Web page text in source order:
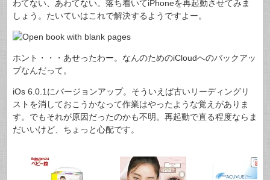
わてない、あわてない。落ち着いてiPhoneを再起動させてみま
しょう。たいていはこれで解決するようですよー。
ホント・・・あせったわー。なんのためのiCloudへのバックアッ
プなんだって。
iOs 6.0.1にバージョンアップ。そういえば古いリーディングリ
ストを消しておこうかなって作業はやったような覚えがありま
す。でもそれが原因だったのかも不明。再起動で直る程度ならま
だいいけど、ちょっと心配です。